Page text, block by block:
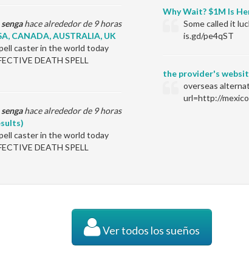
sengahace alrededor de 9 horas
CANADA, AUSTRALIA, UK
caster in the world today
DEATH SPELL
sengahace alrededor de 9 horas
caster in the world today
DEATH SPELL
Why Wait? $1M Is
Some called it
is.gd/pe4qST
the provider's
overseas
url=http://
Ver todos los sueños